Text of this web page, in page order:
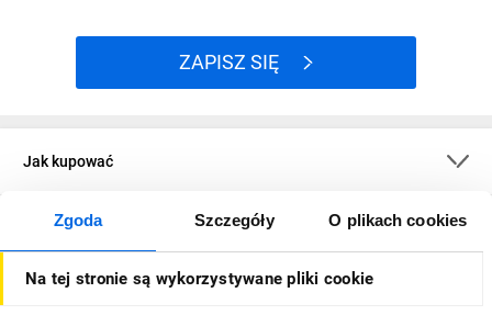
Zgoda Szczegóły O plikach cookies
Na tej stronie są wykorzystywane pliki cookie
ZAPISZ SIĘ
Jak kupować
O firmie